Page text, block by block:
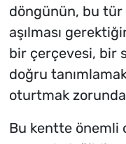
döngünün, bu tür
aşılması
bir çerçevesi, bir
doğru
oturtmak
Bu kentte önemli